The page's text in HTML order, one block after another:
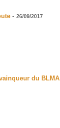
- 26/09/2017
du BLMA